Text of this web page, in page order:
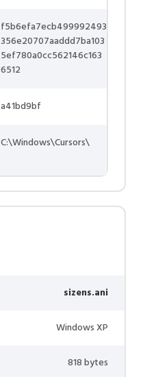
f5b6efa7ecb499992493
356e20707aaddd7ba103
5ef780a0cc562146c163
6512
a41bd9bf
C:\Windows\Cursors\
sizens.ani
Windows XP
818 bytes